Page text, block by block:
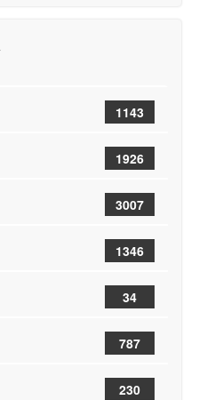
1143
1926
3007
1346
34
787
230